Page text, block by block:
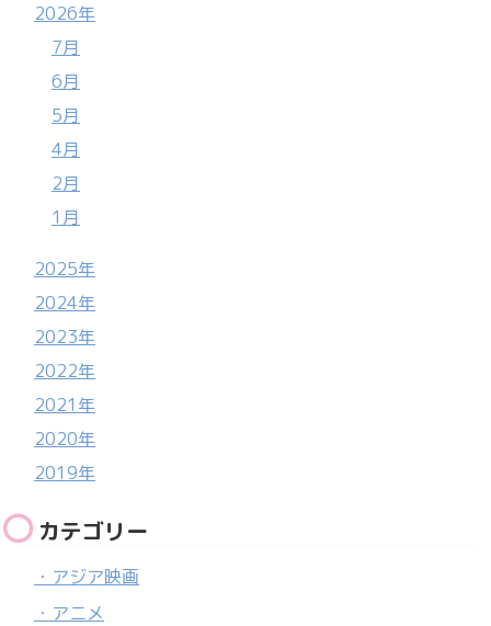
2026年
7月
6月
5月
4月
2月
1月
2025年
2024年
2023年
2022年
2021年
2020年
2019年
カテゴリー
・アジア映画
・アニメ